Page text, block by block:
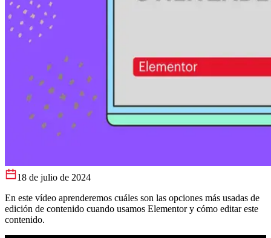
18 de julio de 2024
En este vídeo aprenderemos cuáles son las opciones más usadas de
edición de contenido cuando usamos Elementor y cómo editar este
contenido.